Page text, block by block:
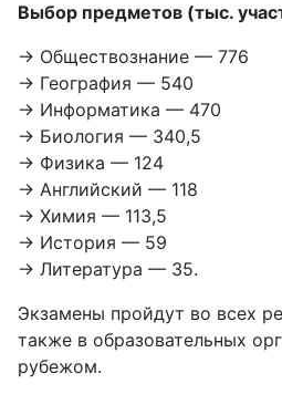
Выбор предметов (тыс.
→ Обществознание — 776
→ География — 540
→ Информатика — 470
→ Биология — 340,5
→ Физика — 124
→ Английский — 118
→ Химия — 113,5
→ История — 59
→ Литература — 35.
Экзамены пройдут во всех
также в образовательных
рубежом.